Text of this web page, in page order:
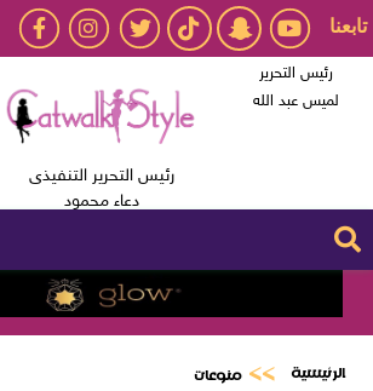
تابعنا
رئيس التحرير
لميس عبد الله
رئيس التحرير التنفيذى
دعاء محمود
الرئيسية منوعات